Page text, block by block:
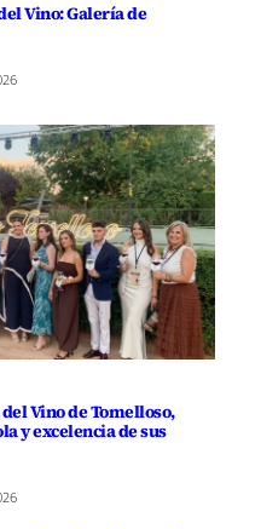
Vino: Galería de
Vino de Tomelloso,
y excelencia de sus